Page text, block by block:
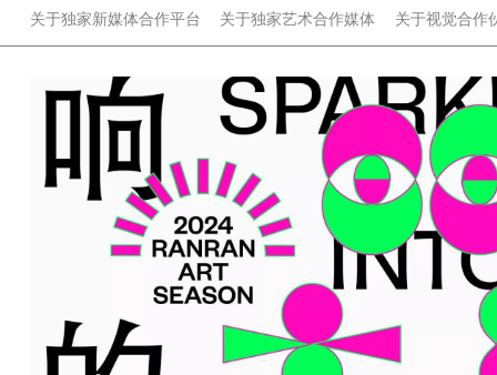
关于独家新媒体合作平台 关于独家艺术合作媒体 关于视觉合作